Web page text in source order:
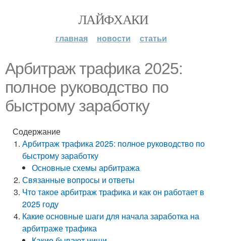
ЛАЙФХАКИ
главная новости статьи
Арбитраж трафика 2025:
полное руководство по
быстрому заработку
Содержание
Арбитраж трафика 2025: полное руководство по
быстрому заработку
Основные схемы арбитража
Связанные вопросы и ответы
Что такое арбитраж трафика и как он работает в
2025 году
Какие основные шаги для начала заработка на
арбитраже трафика